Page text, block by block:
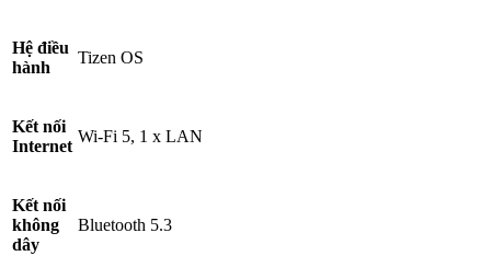
Hệ điều
hành
Tizen OS
Kết nối
Internet
Wi-Fi 5, 1 x LAN
Kết nối
không
dây
Bluetooth 5.3